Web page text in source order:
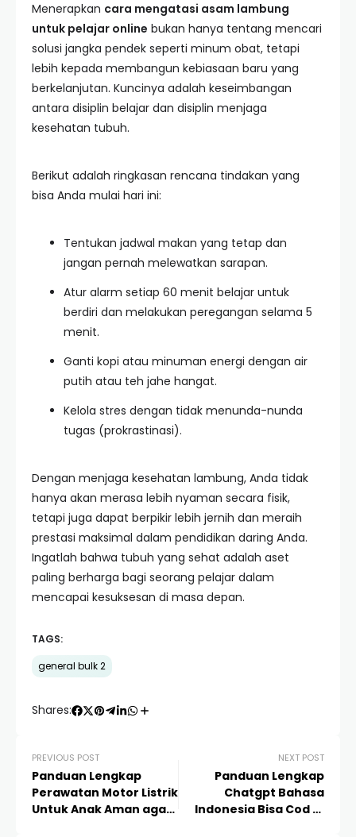
Menerapkan cara mengatasi asam lambung
untuk pelajar online bukan hanya tentang mencari
solusi jangka pendek seperti minum obat, tetapi
lebih kepada membangun kebiasaan baru yang
berkelanjutan. Kuncinya adalah keseimbangan
antara disiplin belajar dan disiplin menjaga
kesehatan tubuh.
Berikut adalah ringkasan rencana tindakan yang
bisa Anda mulai hari ini:
Tentukan jadwal makan yang tetap dan
jangan pernah melewatkan sarapan.
Atur alarm setiap 60 menit belajar untuk
berdiri dan melakukan peregangan selama 5
menit.
Ganti kopi atau minuman energi dengan air
putih atau teh jahe hangat.
Kelola stres dengan tidak menunda-nunda
tugas (prokrastinasi).
Dengan menjaga kesehatan lambung, Anda tidak
hanya akan merasa lebih nyaman secara fisik,
tetapi juga dapat berpikir lebih jernih dan meraih
prestasi maksimal dalam pendidikan daring Anda.
Ingatlah bahwa tubuh yang sehat adalah aset
paling berharga bagi seorang pelajar dalam
mencapai kesuksesan di masa depan.
TAGS:
general bulk 2
Shares:
PREVIOUS POST
Panduan Lengkap
Perawatan Motor Listrik
Untuk Anak Aman agar
NEXT POST
Panduan Lengkap
Chatgpt Bahasa
Indonesia Bisa Cod Di